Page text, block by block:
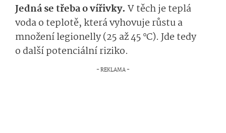
Jedná se třeba o vířivky. V těch je teplá
voda o teplotě, která vyhovuje růstu a
množení legionelly (25 až 45 °C). Jde tedy
o další potenciální riziko.